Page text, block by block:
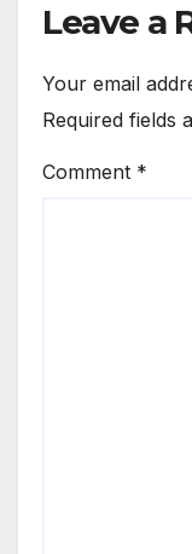
Leave a
Your email
Required fields
Comment *